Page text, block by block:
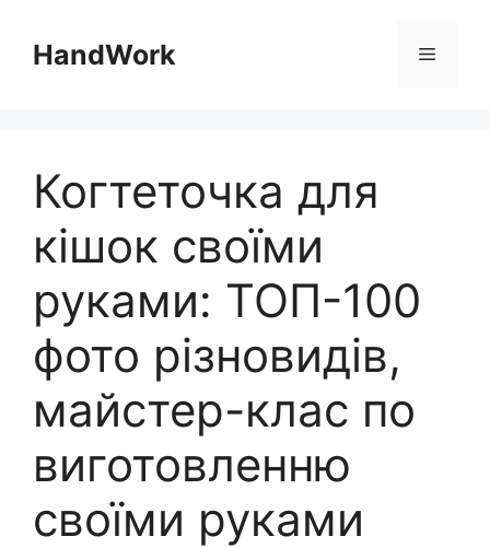
вмістуHandWork Меню
Когтеточка для
кішок своїми
руками: ТОП-100
фото різновидів,
майстер-клас по
виготовленню
своїми руками